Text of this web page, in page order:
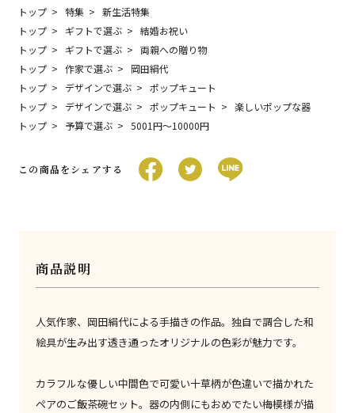
トップ
特集
新生活特集
トップ
ギフトで選ぶ
結婚お祝い
トップ
ギフトで選ぶ
両親への贈り物
トップ
作家で選ぶ
岡田絹代
トップ
デザインで選ぶ
ポップキュート
トップ
デザインで選ぶ ポップキュート
楽しいポップな器
トップ
予算で選ぶ 5001円〜10000円
この商品をシェアする
商品説明
人気作家、岡田絹代による手描きの作品。独自で調合した和
絵具が生み出す透き通ったオリジナルの色彩が魅力です。
カラフルな優しい中間色で可愛い十草柄が色違いで描かれた
ペアのご飯茶碗セット。器の内側にもおめでたい梅模様が描